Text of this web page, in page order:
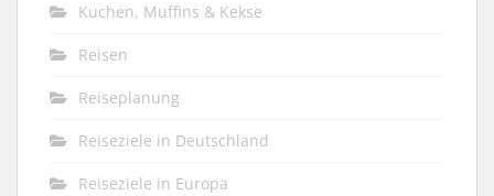
Kuchen, Muffins & Kekse
Reisen
Reiseplanung
Reiseziele in Deutschland
Reiseziele in Europa